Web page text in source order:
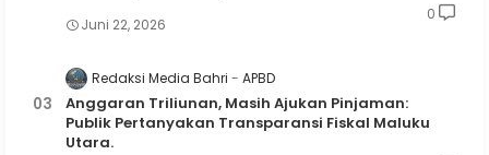
Juni 22, 2026
0
Redaksi Media Bahri APBD
Anggaran Triliunan, Masih Ajukan Pinjaman:
Publik Pertanyakan Transparansi Fiskal Maluku
Utara.